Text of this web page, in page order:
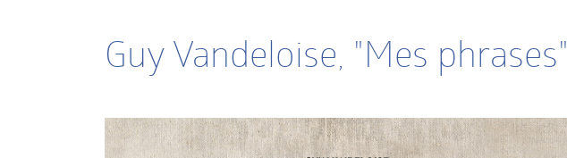
Guy Vandeloise, "Mes phrases"